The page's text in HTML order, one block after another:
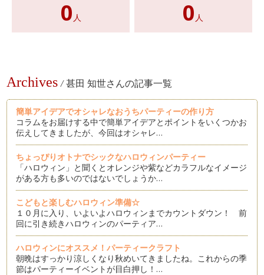
0 人 0 人
Archives / 甚田 知世さんの記事一覧
簡単アイデアでオシャレなおうちパーティーの作り方
コラムをお届けする中で簡単アイデアとポイントをいくつかお
伝えしてきましたが、今回はオシャレ…
ちょっぴりオトナでシックなハロウィンパーティー
「ハロウィン」と聞くとオレンジや紫などカラフルなイメージ
がある方も多いのではないでしょうか…
こどもと楽しむハロウィン準備☆
１０月に入り、いよいよハロウィンまでカウントダウン！ 前
回に引き続きハロウィンのパーティア…
ハロウィンにオススメ！パーティークラフト
朝晩はすっかり涼しくなり秋めいてきましたね。これからの季
節はパーティーイベントが目白押し！…